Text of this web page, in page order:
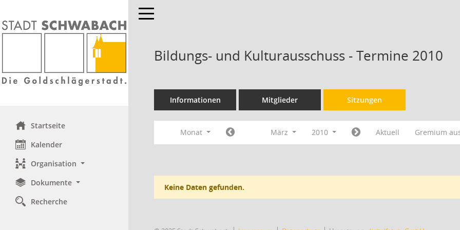
Startseite
Kalender
Organisation
Dokumente
Recherche
Toggle navigation
Bildungs- und Kulturausschuss - Termine 2010
Informationen Mitglieder Sitzungen
Monat März 2010 Aktuell Gremium
Keine Daten gefunden.